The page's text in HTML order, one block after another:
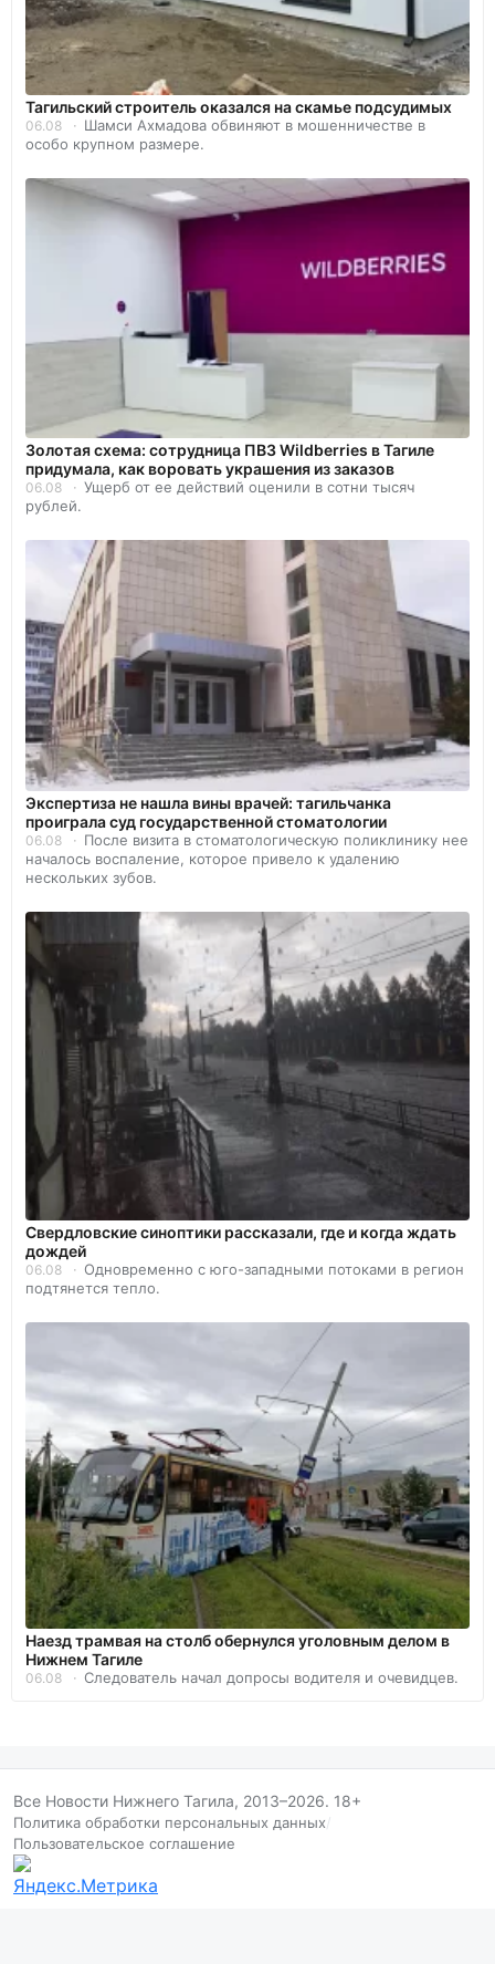
Тагильский строитель оказался на скамье подсудимых
06.08
Шамси Ахмадова обвиняют в мошенничестве в
особо крупном размере.
Золотая схема: сотрудница ПВЗ Wildberries в Тагиле
придумала, как воровать украшения из заказов
06.08
Ущерб от ее действий оценили в сотни тысяч
рублей.
Экспертиза не нашла вины врачей: тагильчанка
проиграла суд государственной стоматологии
06.08
После визита в стоматологическую поликлинику нее
началось воспаление, которое привело к удалению
нескольких зубов.
Свердловские синоптики рассказали, где и когда ждать
дождей
06.08
Одновременно с юго-западными потоками в регион
подтянется тепло.
Наезд трамвая на столб обернулся уголовным делом в
Нижнем Тагиле
06.08 Следователь начал допросы водителя и очевидцев.
Все Новости Нижнего Тагила, 2013–2026. 18+
Политика обработки персональных данных/
Пользовательское соглашение